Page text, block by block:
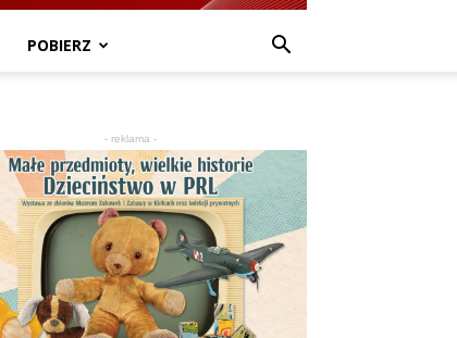
POBIERZ
- reklama -